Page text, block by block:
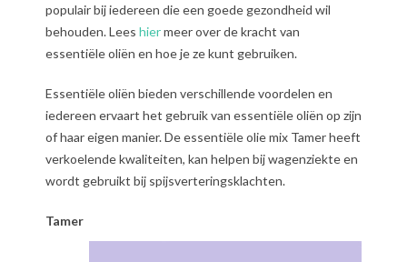
populair bij iedereen die een goede gezondheid wil
behouden. Lees hiermeer over de kracht van
essentiële oliën en hoe je ze kunt gebruiken.
Essentiële oliën bieden verschillende voordelen en
iedereen ervaart het gebruik van essentiële oliën op zijn
of haar eigen manier. De essentiële olie mix Tamer heeft
verkoelende kwaliteiten, kan helpen bij wagenziekte en
wordt gebruikt bij spijsverteringsklachten.
Tamer